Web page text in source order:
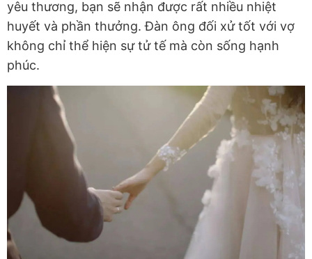
yêu thương, bạn sẽ nhận được rất nhiều nhiệt
huyết và phần thưởng. Đàn ông đối xử tốt với vợ
không chỉ thể hiện sự tử tế mà còn sống hạnh
phúc.